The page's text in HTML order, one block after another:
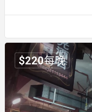
$220每晚